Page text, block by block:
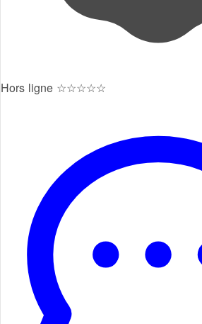
Hors ligne ☆☆☆☆☆